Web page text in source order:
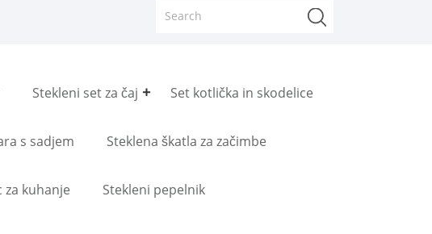
Stekleni set za čaj Set kotlička in skodelice
s sadjem Steklena škatla za začimbe
za kuhanje Stekleni pepelnik